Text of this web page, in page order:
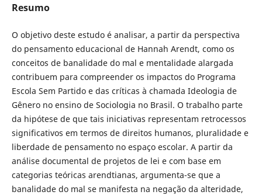
Resumo
O objetivo deste estudo é analisar, a partir da perspectiva
do pensamento educacional de Hannah Arendt, como os
conceitos de banalidade do mal e mentalidade alargada
contribuem para compreender os impactos do Programa
Escola Sem Partido e das críticas à chamada Ideologia de
Gênero no ensino de Sociologia no Brasil. O trabalho parte
da hipótese de que tais iniciativas representam retrocessos
significativos em termos de direitos humanos, pluralidade e
liberdade de pensamento no espaço escolar. A partir da
análise documental de projetos de lei e com base em
categorias teóricas arendtianas, argumenta-se que a
banalidade do mal se manifesta na negação da alteridade,